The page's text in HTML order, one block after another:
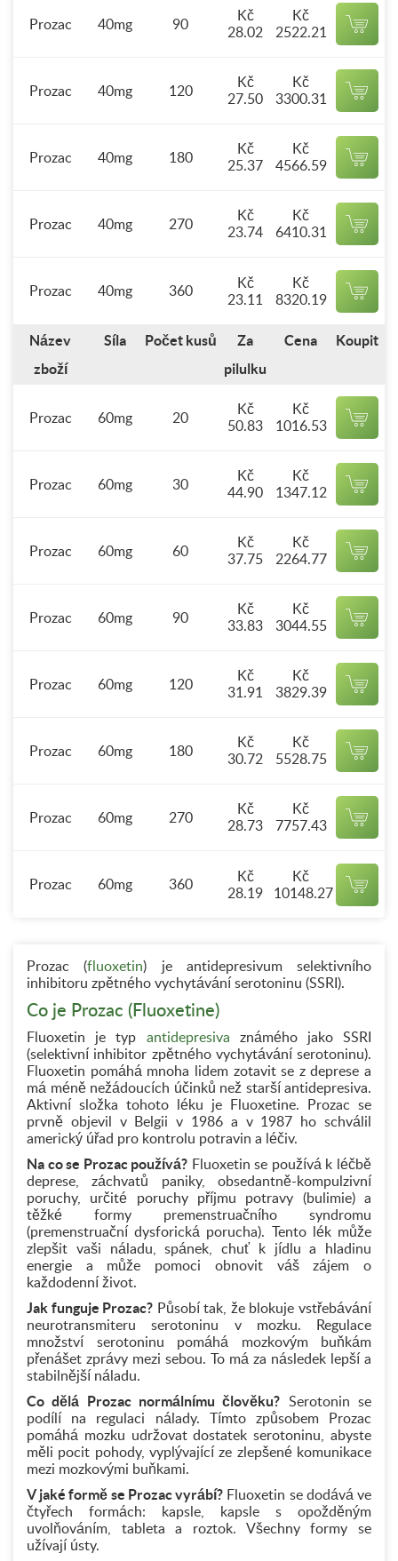
Prozac 40mg 90
Kč
28.02
Kč
2522.21
Prozac 40mg 120
Kč
27.50
Kč
3300.31
Prozac 40mg 180
Kč
25.37
Kč
4566.59
Prozac 40mg 270
Kč
23.74
Kč
6410.31
Prozac 40mg 360
Kč
23.11
Kč
8320.19
Název
zboží
Síla Počet kusů
Za
pilulku
Cena Koupit
Prozac 60mg 20
Kč
50.83
Kč
1016.53
Prozac 60mg 30
Kč
44.90
Kč
1347.12
Prozac 60mg 60
Kč
37.75
Kč
2264.77
Prozac 60mg 90
Kč
33.83
Kč
3044.55
Prozac 60mg 120
Kč
31.91
Kč
3829.39
Prozac 60mg 180
Kč
30.72
Kč
5528.75
Prozac 60mg 270
Kč
28.73
Kč
7757.43
Prozac 60mg 360
Kč
28.19
Kč
10148.27
Prozac (fluoxetin) je antidepresivum selektivního
inhibitoru zpětného vychytávání serotoninu (SSRI).
Co je Prozac (Fluoxetine)
Fluoxetin je typ antidepresiva známého jako SSRI
(selektivní inhibitor zpětného vychytávání serotoninu).
Fluoxetin pomáhá mnoha lidem zotavit se z deprese a
má méně nežádoucích účinků než starší antidepresiva.
Aktivní složka tohoto léku je Fluoxetine. Prozac se
prvně objevil v Belgii v 1986 a v 1987 ho schválil
americký úřad pro kontrolu potravin a léčiv.
Na co se Prozac používá? Fluoxetin se používá k léčbě
deprese, záchvatů paniky, obsedantně-kompulzivní
poruchy, určité poruchy příjmu potravy (bulimie) a
těžké formy premenstruačního syndromu
(premenstruační dysforická porucha). Tento lék může
zlepšit vaši náladu, spánek, chuť k jídlu a hladinu
energie a může pomoci obnovit váš zájem o
každodenní život.
Jak funguje Prozac? Působí tak, že blokuje vstřebávání
neurotransmiteru serotoninu v mozku. Regulace
množství serotoninu pomáhá mozkovým buňkám
přenášet zprávy mezi sebou. To má za následek lepší a
stabilnější náladu.
Co dělá Prozac normálnímu člověku? Serotonin se
podílí na regulaci nálady. Tímto způsobem Prozac
pomáhá mozku udržovat dostatek serotoninu, abyste
měli pocit pohody, vyplývající ze zlepšené komunikace
mezi mozkovými buňkami.
V jaké formě se Prozac vyrábí? Fluoxetin se dodává ve
čtyřech formách: kapsle, kapsle s opožděným
uvolňováním, tableta a roztok. Všechny formy se
užívají ústy.